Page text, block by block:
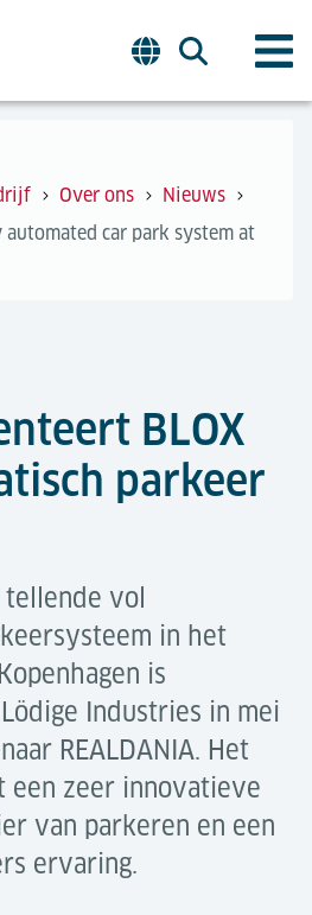
Over ons
Nieuws
automated car park system at
BLOX
parkeer
vol
in het
is
Industries in mei
REALDANIA. Het
een zeer innovatieve
van parkeren en een
ervaring.